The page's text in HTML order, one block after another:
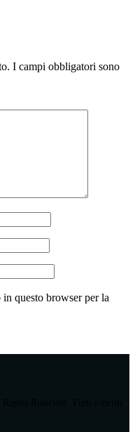
I campi obbligatori sono
questo browser per la